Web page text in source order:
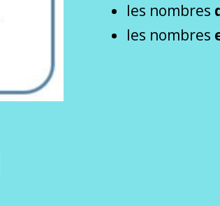
les nombres
les nombres